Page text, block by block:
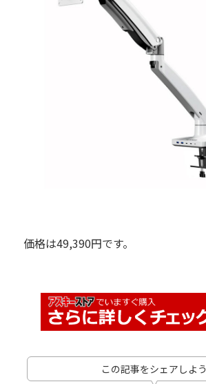
価格は49,390円です。
この記事をシェアしよう